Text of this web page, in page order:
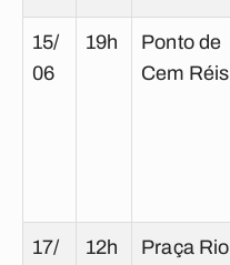
15/
06
19h
Ponto de
Cem Réis
17/ 12h Praça Rio